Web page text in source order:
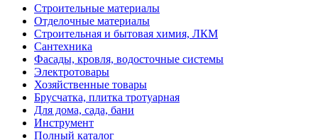
Строительные материалы
Отделочные материалы
Строительная и бытовая химия, ЛКМ
Сантехника
Фасады, кровля, водосточные системы
Электротовары
Хозяйственные товары
Брусчатка, плитка тротуарная
Для дома, сада, бани
Инструмент
Полный каталог